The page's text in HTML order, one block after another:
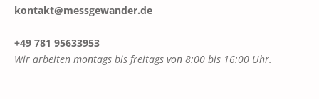
kontakt@messgewander.de
+49 781 95633953
Wir arbeiten montags bis freitags von 8:00 bis 16:00 Uhr.